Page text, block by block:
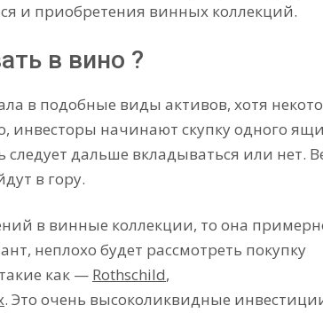
и приобретения винных коллекций.
в вино ?
в подобные виды активов, хотя
инвесторы начинают скупку одного
дальше вкладываться или нет.
в гору.
в винные коллекции, то она
неплохо будет рассмотреть покупку
как — Rothschild,
. Это очень высоколиквидные